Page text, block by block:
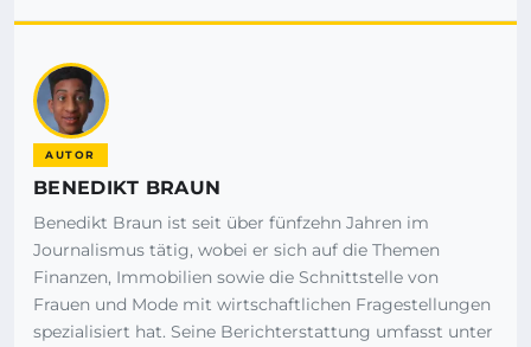
AUTOR
BENEDIKT BRAUN
Benedikt Braun ist seit über fünfzehn Jahren im
Journalismus tätig, wobei er sich auf die Themen
Finanzen, Immobilien sowie die Schnittstelle von
Frauen und Mode mit wirtschaftlichen Fragestellungen
spezialisiert hat. Seine Berichterstattung umfasst unter